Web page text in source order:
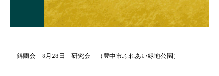
錦蘭会 8月28日 研究会 （豊中市ふれあい緑地公園）